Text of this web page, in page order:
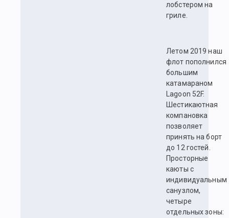
лобстером на
гриле.
Летом 2019 наш
флот пополнился
большим
катамараном
Lagoon 52F.
Шестикаютная
компановка
позволяет
принять на борт
до 12 гостей.
Просторные
каюты с
индивидуальным
санузлом,
четыре
отдельных зоны: